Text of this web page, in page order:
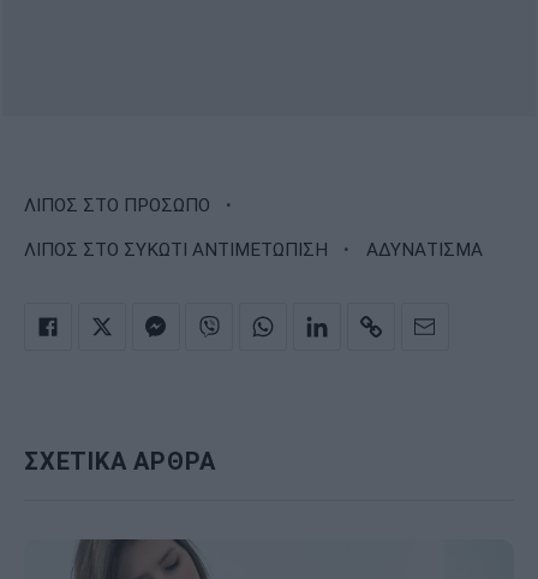
ΛΙΠΟΣ ΣΤΟ ΠΡΟΣΩΠΟ ·
ΛΙΠΟΣ ΣΤΟ ΣΥΚΩΤΙ ΑΝΤΙΜΕΤΩΠΙΣΗ · ΑΔΥΝΑΤΙΣΜΑ
ΣΧΕΤΙΚΑ ΑΡΘΡΑ